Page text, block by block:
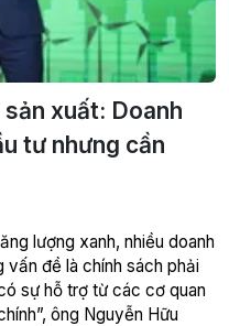
sản xuất: Doanh
tư nhưng cần
lượng xanh, nhiều doanh
đề là chính sách phải
sự hỗ trợ từ các cơ quan
ông Nguyễn Hữu